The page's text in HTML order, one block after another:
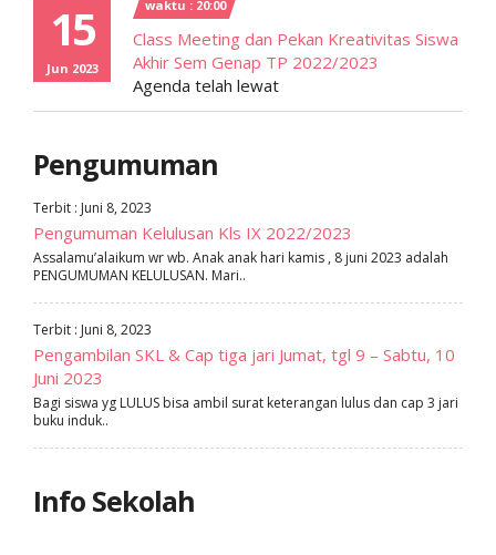
15
Jun 2023
waktu : 20:00
Class Meeting dan Pekan Kreativitas Siswa
Akhir Sem Genap TP 2022/2023
Agenda telah lewat
Pengumuman
Terbit : Juni 8, 2023
Pengumuman Kelulusan Kls IX 2022/2023
Assalamu’alaikum wr wb. Anak anak hari kamis , 8 juni 2023 adalah
PENGUMUMAN KELULUSAN. Mari..
Terbit : Juni 8, 2023
Pengambilan SKL & Cap tiga jari Jumat, tgl 9 – Sabtu, 10
Juni 2023
Bagi siswa yg LULUS bisa ambil surat keterangan lulus dan cap 3 jari
buku induk..
Info Sekolah